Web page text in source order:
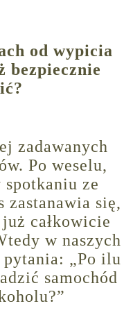
od wypicia
bezpiecznie
zadawanych
Po weselu,
ze
się,
całkowicie
w naszych
pytania: „Po ilu
samochód